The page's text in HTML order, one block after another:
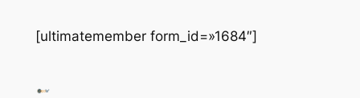
[ultimatemember form_id=»1684″]